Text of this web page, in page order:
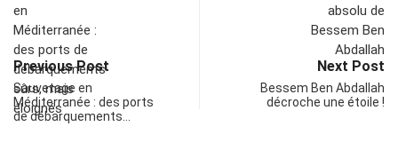
Previous Post
Sauvetage en
Méditerranée : des ports
de débarquements…
Next Post
Bessem Ben Abdallah
décroche une étoile !